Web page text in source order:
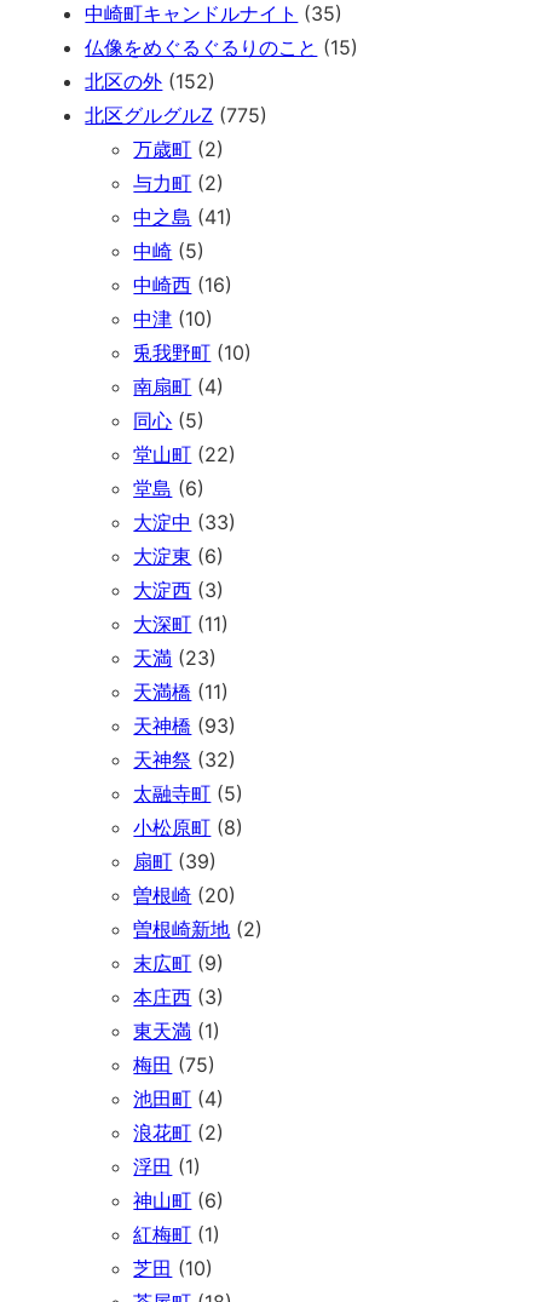
中崎町キャンドルナイト (35)
仏像をめぐるぐるりのこと (15)
北区の外 (152)
北区グルグルZ (775)
万歳町 (2)
与力町 (2)
中之島 (41)
中崎 (5)
中崎西 (16)
中津 (10)
兎我野町 (10)
南扇町 (4)
同心 (5)
堂山町 (22)
堂島 (6)
大淀中 (33)
大淀東 (6)
大淀西 (3)
大深町 (11)
天満 (23)
天満橋 (11)
天神橋 (93)
天神祭 (32)
太融寺町 (5)
小松原町 (8)
扇町 (39)
曽根崎 (20)
曽根崎新地 (2)
末広町 (9)
本庄西 (3)
東天満 (1)
梅田 (75)
池田町 (4)
浪花町 (2)
浮田 (1)
神山町 (6)
紅梅町 (1)
芝田 (10)